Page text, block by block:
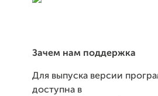
Зачем нам поддержка
Для выпуска версии
доступна в